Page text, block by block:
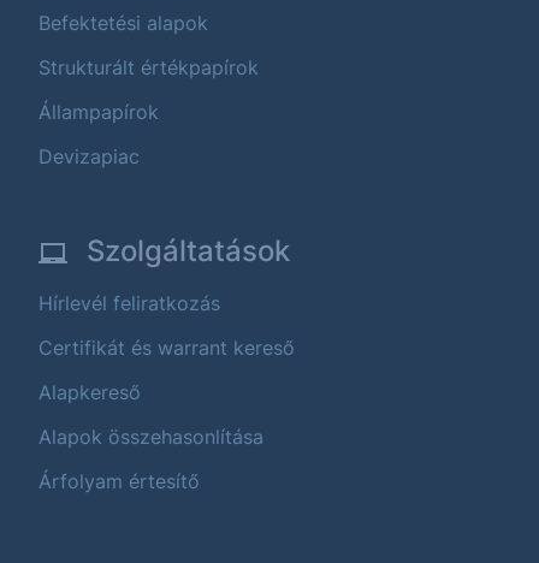
Befektetési alapok
Strukturált értékpapírok
Állampapírok
Devizapiac
Szolgáltatások
Hírlevél feliratkozás
Certifikát és warrant kereső
Alapkereső
Alapok összehasonlítása
Árfolyam értesítő